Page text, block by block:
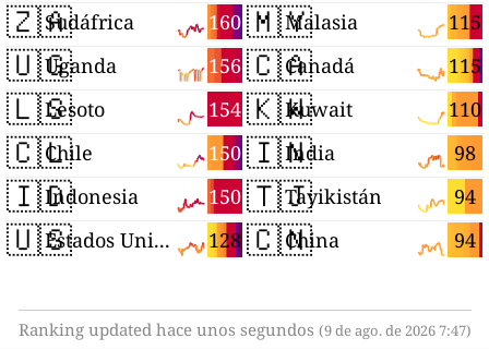
🇿🇦 160
Sudáfrica
🇺🇬 156
Uganda
🇱🇸 154
Lesoto
🇨🇱 150
Chile
🇮🇩 150
Indonesia
🇺🇸 128
Estados Unidos
🇲🇾 115
Malasia
🇨🇦 115
Canadá
🇰🇼 110
Kuwait
🇮🇳 98
India
🇹🇯 94
Tayikistán
🇨🇳 94
China
Ranking updated hace unos segundos (9 de ago. de 2026 7:47)